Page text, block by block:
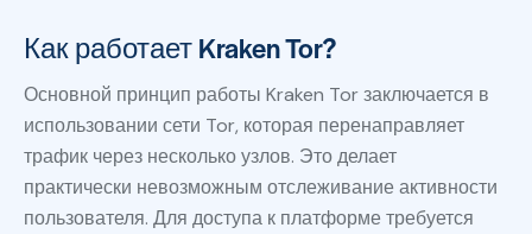
Как работает Kraken Tor?
Основной принцип работы Kraken Tor заключается в
использовании сети Tor, которая перенаправляет
трафик через несколько узлов. Это делает
практически невозможным отслеживание активности
пользователя. Для доступа к платформе требуется